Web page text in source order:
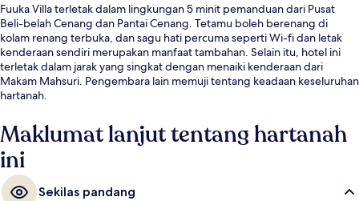
Fuuka Villa terletak dalam lingkungan 5 minit pemanduan dari Pusat
Beli-belah Cenang dan Pantai Cenang. Tetamu boleh berenang di
kolam renang terbuka, dan sagu hati percuma seperti Wi-fi dan letak
kenderaan sendiri merupakan manfaat tambahan. Selain itu, hotel ini
terletak dalam jarak yang singkat dengan menaiki kenderaan dari
Makam Mahsuri. Pengembara lain memuji tentang keadaan keseluruhan
hartanah.
Maklumat lanjut tentang hartanah
ini
Sekilas pandang